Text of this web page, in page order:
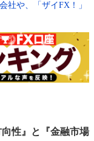
社や、「ザイFX！」
性』と『金融市場